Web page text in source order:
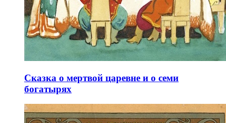
Сказка о мертвой царевне и о семи
богатырях